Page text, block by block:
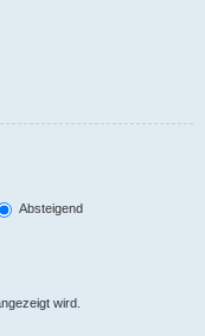
Absteigend
wird.